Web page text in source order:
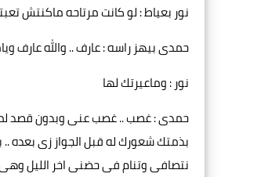
نور بعياط : لو كانت مرتاحه ماكنتش
حمدى بيهز راسه : عارف .. والله عارف
نور : وماعيرتك لها
حمدى : غصب .. غصب عنى وبدون قصد
بذمتك شعورك له قبل الجواز زى بعده
نتصافى وتنام فى حضنى اخر الليل